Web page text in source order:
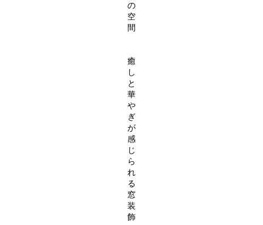
の
空
間
癒
し
と
華
や
ぎ
が
感
じ
ら
れ
る
窓
装
飾